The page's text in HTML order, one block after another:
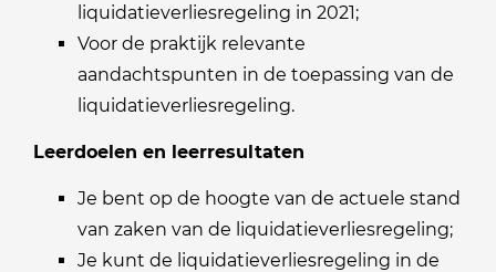
liquidatieverliesregeling in 2021;
Voor de praktijk relevante
aandachtspunten in de toepassing van de
liquidatieverliesregeling.
Leerdoelen en leerresultaten
Je bent op de hoogte van de actuele stand
van zaken van de liquidatieverliesregeling;
Je kunt de liquidatieverliesregeling in de